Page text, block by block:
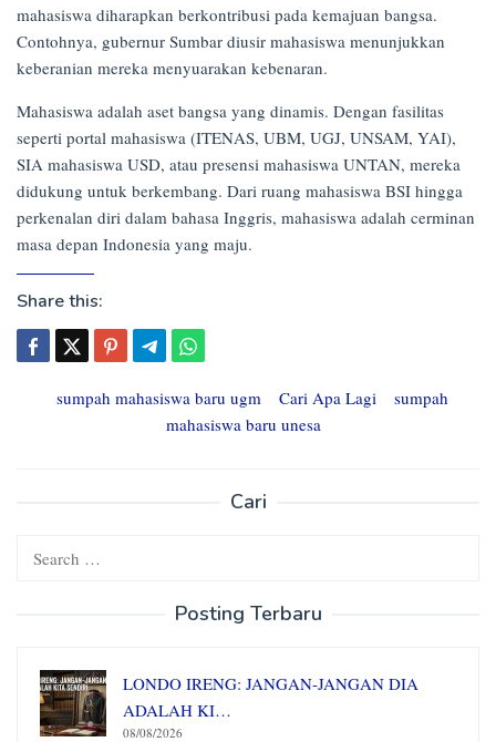
mahasiswa diharapkan berkontribusi pada kemajuan bangsa.
Contohnya, gubernur Sumbar diusir mahasiswa menunjukkan
keberanian mereka menyuarakan kebenaran.
Mahasiswa adalah aset bangsa yang dinamis. Dengan fasilitas
seperti portal mahasiswa (ITENAS, UBM, UGJ, UNSAM, YAI),
SIA mahasiswa USD, atau presensi mahasiswa UNTAN, mereka
didukung untuk berkembang. Dari ruang mahasiswa BSI hingga
perkenalan diri dalam bahasa Inggris, mahasiswa adalah cerminan
masa depan Indonesia yang maju.
Share this:
sumpah mahasiswa baru ugm Cari Apa Lagi
sumpah
mahasiswa baru unesa
Cari
Posting Terbaru
LONDO IRENG: JANGAN-JANGAN DIA
ADALAH KI…
08/08/2026